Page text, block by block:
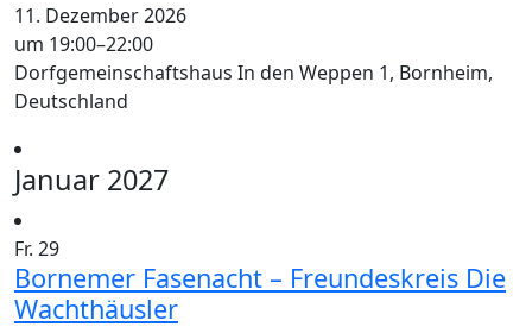
11. Dezember 2026
um 19:00–22:00
Dorfgemeinschaftshaus In den Weppen 1, Bornheim,
Deutschland
Januar 2027
Fr. 29
Bornemer Fasenacht – Freundeskreis Die
Wachthäusler